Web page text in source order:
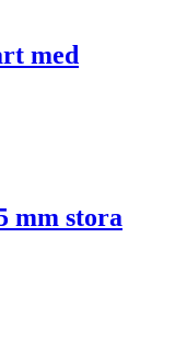
med
mm stora